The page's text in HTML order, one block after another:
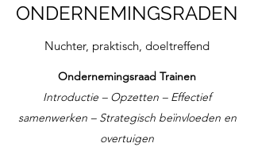
ONDERNEMINGSRADEN
Nuchter, praktisch, doeltreffend
Ondernemingsraad Trainen
Introductie – Opzetten – Effectief
samenwerken – Strategisch beïnvloeden en
overtuigen